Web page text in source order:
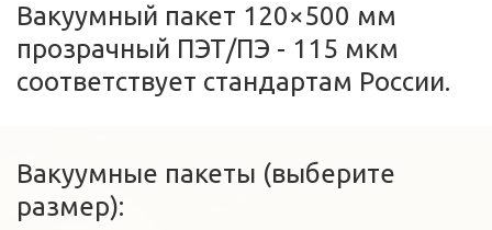
Вакуумный пакет 120×500 мм
прозрачный ПЭТ/ПЭ - 115 мкм
соответствует стандартам России.
Вакуумные пакеты (выберите
размер):